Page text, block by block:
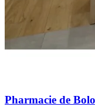
Pharmacie de